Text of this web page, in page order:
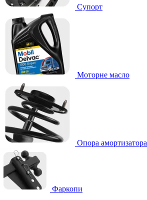
Супорт
Моторне масло
Опора амортизатора
Фаркопи